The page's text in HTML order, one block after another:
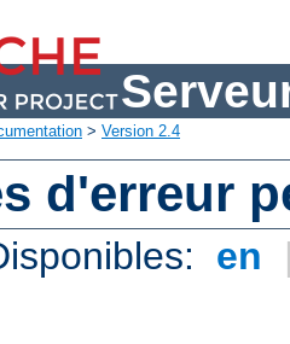
> Version 2.4
d'erreur
en